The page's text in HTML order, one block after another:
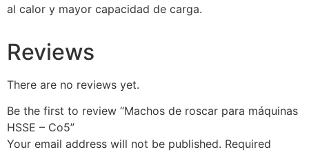
al calor y mayor capacidad de carga.
Reviews
There are no reviews yet.
Be the first to review “Machos de roscar para máquinas
HSSE – Co5”
Your email address will not be published. Required